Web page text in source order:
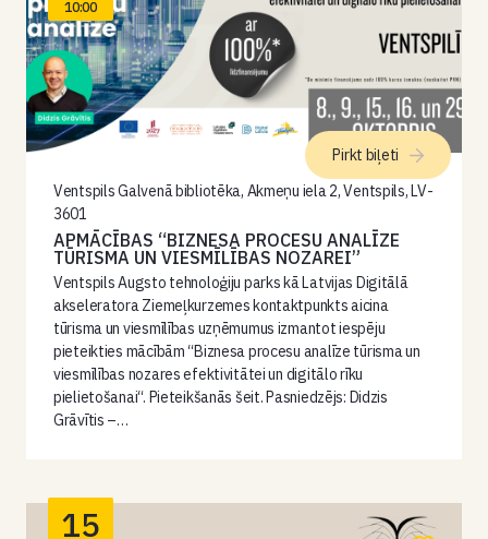
10:00
Ventspils Galvenā bibliotēka, Akmeņu iela 2, Ventspils, LV-
3601
APMĀCĪBAS “BIZNESA PROCESU ANALĪZE
TŪRISMA UN VIESMĪLĪBAS NOZAREI”
Ventspils Augsto tehnoloģiju parks kā Latvijas Digitālā
akseleratora Ziemeļkurzemes kontaktpunkts aicina
tūrisma un viesmīlības uzņēmumus izmantot iespēju
pieteikties mācībām “Biznesa procesu analīze tūrisma un
viesmīlības nozares efektivitātei un digitālo rīku
pielietošanai“. Pieteikšanās šeit. Pasniedzējs: Didzis
Grāvītis –…
Pirkt biļeti
15